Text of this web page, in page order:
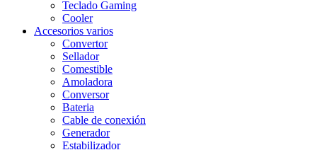
Teclado Gaming
Cooler
Accesorios varios
Convertor
Sellador
Comestible
Amoladora
Conversor
Bateria
Cable de conexión
Generador
Estabilizador